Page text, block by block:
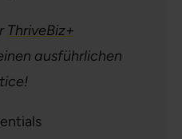
ThriveBiz+
ausführlichen